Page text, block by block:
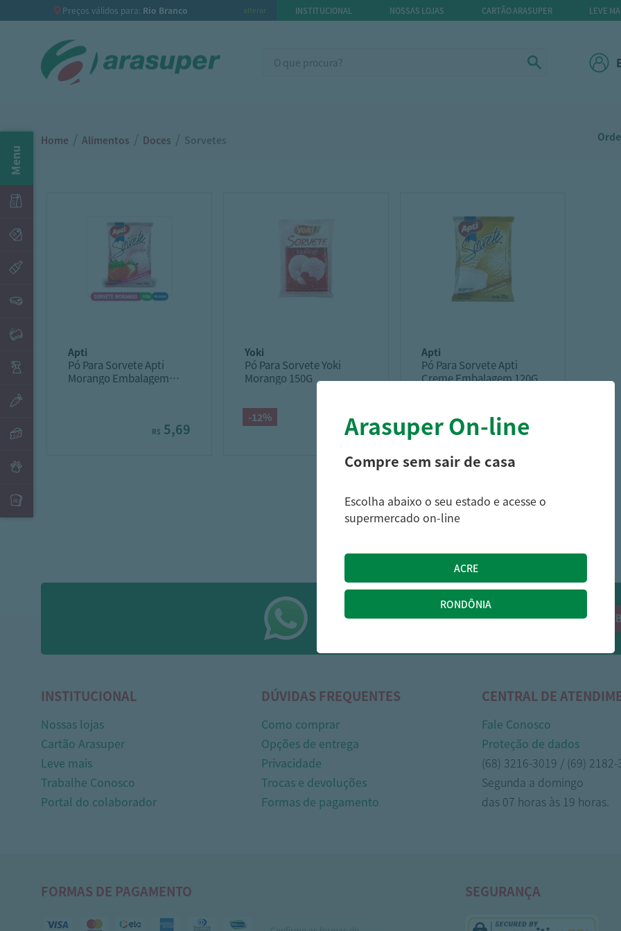
Preços válidos para: Rio Branco alterar INSTITUCIONAL NOSSAS LOJAS CARTÃO ARASUPER LEVE
Menu
Home / Alimentos / Doces / Sorvetes
apti
Pó Para Sorvete Apti
Morango Embalagem
R$ 5,69
-12%
yoki
Pó Para Sorvete Yoki
Morango 150G
10,99
9,67
apti
Pó Para Sorvete Apti
Creme Embalagem 120G
5,69
OFERTAS NO WHATSAPP:
Siga nossos canais oficiais de ofertas no
INSTITUCIONAL
Nossas lojas
Cartão Arasuper
Leve mais
Trabalhe Conosco
Portal do colaborador
DÚVIDAS FREQUENTES
Como comprar
Opções de entrega
Privacidade
Trocas e devoluções
Formas de pagamento
CENTRAL DE
Fale Conosco
Proteção de dados
(68) 3216-3019 / (69) 2182-
Segunda a domingo
das 07 horas às 19 horas.
FORMAS DE PAGAMENTO SEGURANÇA
Arasuper On-line
Compre sem sair de casa
Escolha abaixo o seu estado e acesse o
supermercado on-line